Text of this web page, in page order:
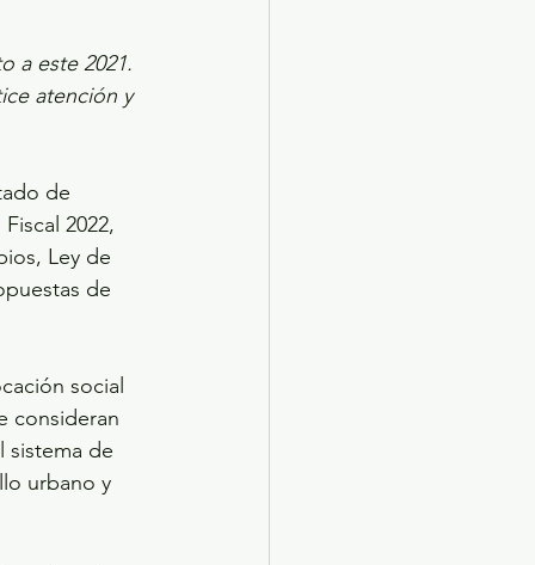
a este 2021.
atención y
de
2022,
Ley de
de
social
consideran
sistema de
urbano y